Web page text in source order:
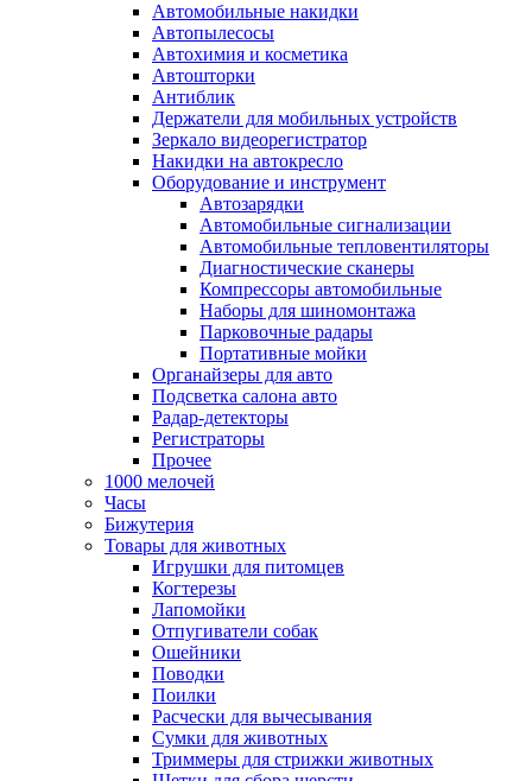
Автомобильные накидки
Автопылесосы
Автохимия и косметика
Автошторки
Антиблик
Держатели для мобильных устройств
Зеркало видеорегистратор
Накидки на автокресло
Оборудование и инструмент
Автозарядки
Автомобильные сигнализации
Автомобильные тепловентиляторы
Диагностические сканеры
Компрессоры автомобильные
Наборы для шиномонтажа
Парковочные радары
Портативные мойки
Органайзеры для авто
Подсветка салона авто
Радар-детекторы
Регистраторы
Прочее
1000 мелочей
Часы
Бижутерия
Товары для животных
Игрушки для питомцев
Когтерезы
Лапомойки
Отпугиватели собак
Ошейники
Поводки
Поилки
Расчески для вычесывания
Сумки для животных
Триммеры для стрижки животных